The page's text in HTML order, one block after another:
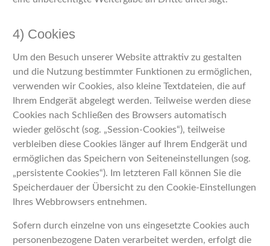
4) Cookies
Um den Besuch unserer Website attraktiv zu gestalten
und die Nutzung bestimmter Funktionen zu ermöglichen,
verwenden wir Cookies, also kleine Textdateien, die auf
Ihrem Endgerät abgelegt werden. Teilweise werden diese
Cookies nach Schließen des Browsers automatisch
wieder gelöscht (sog. „Session-Cookies“), teilweise
verbleiben diese Cookies länger auf Ihrem Endgerät und
ermöglichen das Speichern von Seiteneinstellungen (sog.
„persistente Cookies“). Im letzteren Fall können Sie die
Speicherdauer der Übersicht zu den Cookie-Einstellungen
Ihres Webbrowsers entnehmen.
Sofern durch einzelne von uns eingesetzte Cookies auch
personenbezogene Daten verarbeitet werden, erfolgt die